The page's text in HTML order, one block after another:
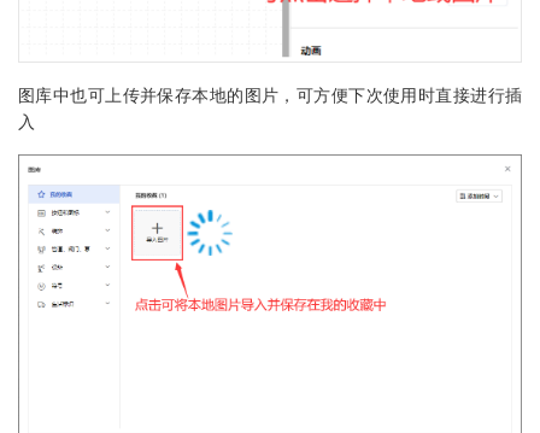
图库中也可上传并保存本地的图片，可方便下次使用时直接进行插
入